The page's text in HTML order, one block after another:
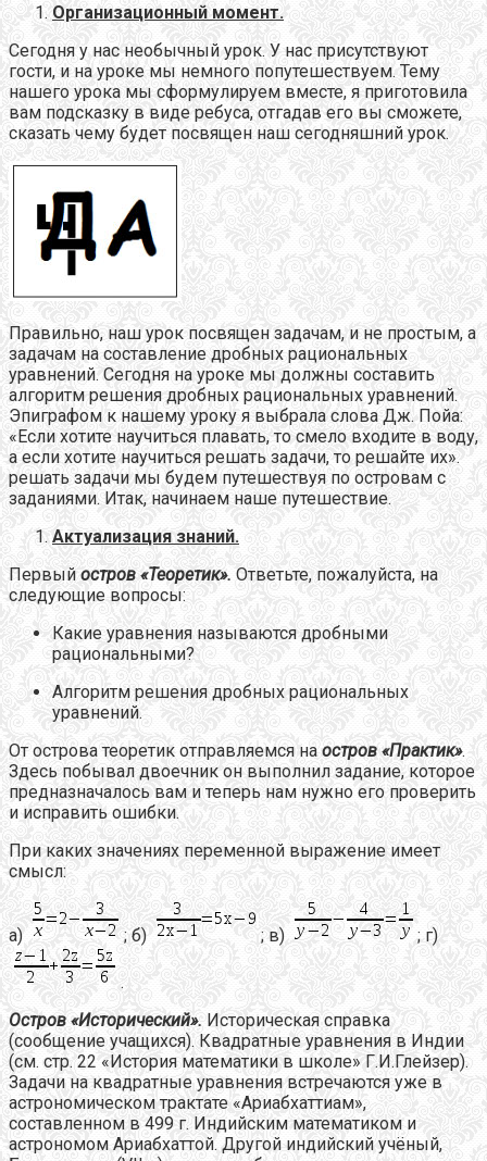
Организационный момент.
Сегодня у нас необычный урок. У нас присутствуют
гости, и на уроке мы немного попутешествуем. Тему
нашего урока мы сформулируем вместе, я приготовила
вам подсказку в виде ребуса, отгадав его вы сможете,
сказать чему будет посвящен наш сегодняшний урок.
Правильно, наш урок посвящен задачам, и не простым, а
задачам на составление дробных рациональных
уравнений. Сегодня на уроке мы должны составить
алгоритм решения дробных рациональных уравнений.
Эпиграфом к нашему уроку я выбрала слова Дж. Пойа:
«Если хотите научиться плавать, то смело входите в воду,
а если хотите научиться решать задачи, то решайте их».
решать задачи мы будем путешествуя по островам с
заданиями. Итак, начинаем наше путешествие.
Актуализация знаний.
Первый остров «Теоретик». Ответьте, пожалуйста, на
следующие вопросы:
Какие уравнения называются дробными
рациональными?
Алгоритм решения дробных рациональных
уравнений.
От острова теоретик отправляемся на остров «Практик».
Здесь побывал двоечник он выполнил задание, которое
предназначалось вам и теперь нам нужно его проверить
и исправить ошибки.
При каких значениях переменной выражение имеет
смысл:
а) ; б) ; в) ; г)
.
Остров «Исторический». Историческая справка
(сообщение учащихся). Квадратные уравнения в Индии
(см. стр. 22 «История математики в школе» Г.И.Глейзер).
Задачи на квадратные уравнения встречаются уже в
астрономическом трактате «Ариабхаттиам»,
составленном в 499 г. Индийским математиком и
астрономом Ариабхаттой. Другой индийский учёный,